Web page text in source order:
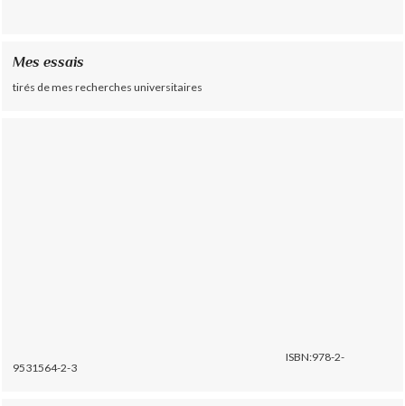
Mes essais
tirés de mes recherches universitaires
ISBN:978-2-
9531564-2-3